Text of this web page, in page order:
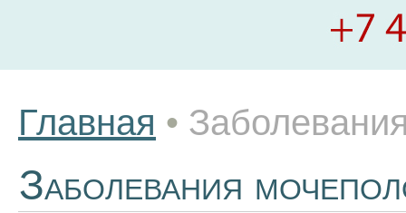
Главная •
Заболевания